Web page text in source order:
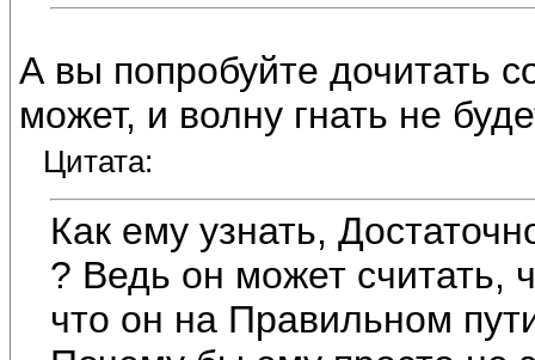
А вы попробуйте дочитать
может, и волну гнать не
Цитата:
Как ему узнать,
? Ведь он может считать,
что он на Правильном